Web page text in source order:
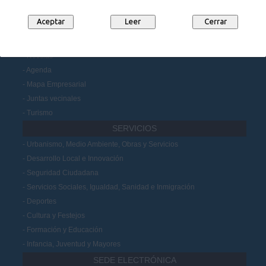
Participación Ciudadana
Noticias
Agenda
Mapa Empresarial
Juntas vecinales
Turismo
SERVICIOS
Urbanismo, Medio Ambiente, Obras y Servicios
Desarrollo Local e Innovación
Seguridad Ciudadana
Servicios Sociales, Igualdad, Sanidad e Inmigración
Deportes
Cultura y Festejos
Formación y Educación
Infancia, Juventud y Mayores
SEDE ELECTRÓNICA